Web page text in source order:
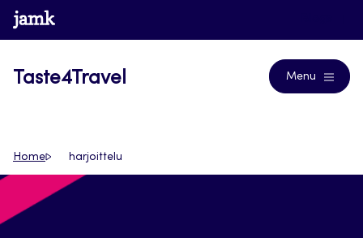
Siirry
suoraan
www.jamk.fi
Taste4Travel Menu
Home harjoittelu